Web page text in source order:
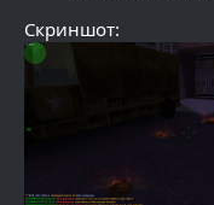
Скриншот: